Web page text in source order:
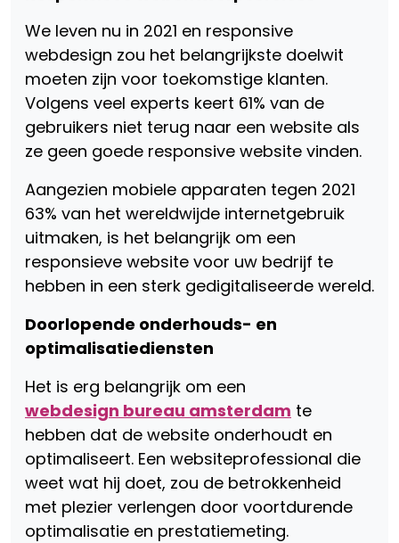
We leven nu in 2021 en responsive
webdesign zou het belangrijkste doelwit
moeten zijn voor toekomstige klanten.
Volgens veel experts keert 61% van de
gebruikers niet terug naar een website als
ze geen goede responsive website vinden.
Aangezien mobiele apparaten tegen 2021
63% van het wereldwijde internetgebruik
uitmaken, is het belangrijk om een ​​
responsieve website voor uw bedrijf te
hebben in een sterk gedigitaliseerde wereld.
Doorlopende onderhouds- en
optimalisatiediensten
Het is erg belangrijk om een ​​
webdesign bureau amsterdam te
hebben dat de website onderhoudt en
optimaliseert. Een websiteprofessional die
weet wat hij doet, zou de betrokkenheid
met plezier verlengen door voortdurende
optimalisatie en prestatiemeting.